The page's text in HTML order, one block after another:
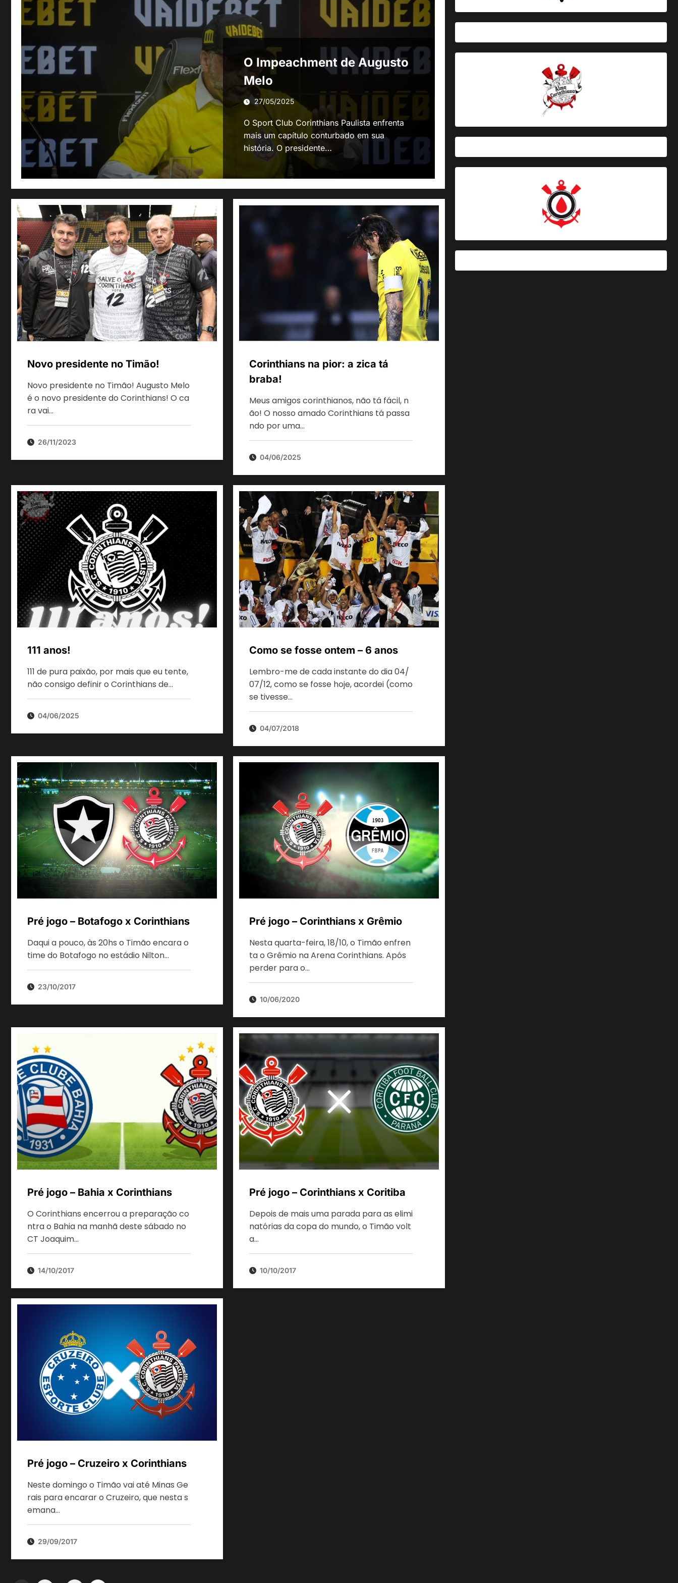
O Impeachment de Augusto
Melo
27/05/2025
O Sport Club Corinthians Paulista enfrenta
mais um capítulo conturbado em sua
história. O presidente…
Novo presidente no Timão!
Novo presidente no Timão! Augusto Melo
é o novo presidente do Corinthians! O ca
ra vai…
26/11/2023
Corinthians na pior: a zica tá
braba!
Meus amigos corinthianos, não tá fácil, n
ão! O nosso amado Corinthians tá passa
ndo por uma…
04/06/2025
111 anos!
111 de pura paixão, por mais que eu tente,
não consigo definir o Corinthians de…
04/06/2025
Como se fosse ontem – 6 anos
Lembro-me de cada instante do dia 04/
07/12, como se fosse hoje, acordei (como
se tivesse…
04/07/2018
Pré jogo – Botafogo x Corinthians
Daqui a pouco, às 20hs o Timão encara o
time do Botafogo no estádio Nilton…
23/10/2017
Pré jogo – Corinthians x Grêmio
Nesta quarta-feira, 18/10, o Timão enfren
ta o Grêmio na Arena Corinthians. Após
perder para o…
10/06/2020
Pré jogo – Bahia x Corinthians
O Corinthians encerrou a preparação co
ntra o Bahia na manhã deste sábado no
CT Joaquim…
14/10/2017
Pré jogo – Corinthians x Coritiba
Depois de mais uma parada para as elimi
natórias da copa do mundo, o Timão volt
a…
10/10/2017
Pré jogo – Cruzeiro x Corinthians
Neste domingo o Timão vai até Minas Ge
rais para encarar o Cruzeiro, que nesta s
emana…
29/09/2017